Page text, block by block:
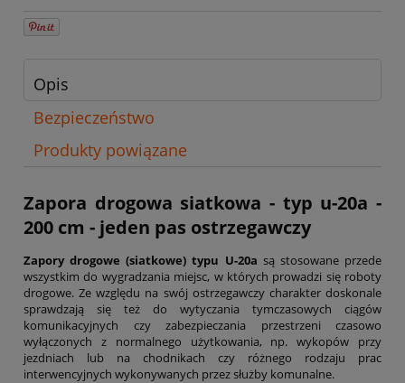
Opis
Bezpieczeństwo
Produkty powiązane
Zapora drogowa siatkowa - typ u-20a -
200 cm - jeden pas ostrzegawczy
Zapory drogowe (siatkowe) typu U-20a są stosowane przede
wszystkim do wygradzania miejsc, w których prowadzi się roboty
drogowe. Ze względu na swój ostrzegawczy charakter doskonale
sprawdzają się też do wytyczania tymczasowych ciągów
komunikacyjnych czy zabezpieczania przestrzeni czasowo
wyłączonych z normalnego użytkowania, np. wykopów przy
jezdniach lub na chodnikach czy różnego rodzaju prac
interwencyjnych wykonywanych przez służby komunalne.